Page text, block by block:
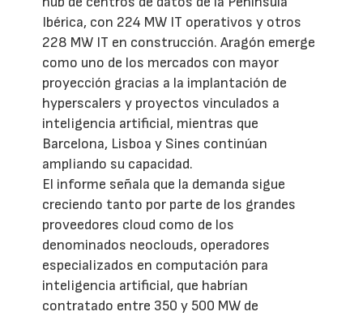
Ibérica, con 224 MW IT operativos y otros
228 MW IT en construcción. Aragón emerge
como uno de los mercados con mayor
proyección gracias a la implantación de
hyperscalers y proyectos vinculados a
inteligencia artificial, mientras que
Barcelona, Lisboa y Sines continúan
ampliando su capacidad.
El informe señala que la demanda sigue
creciendo tanto por parte de los grandes
proveedores cloud como de los
denominados neoclouds, operadores
especializados en computación para
inteligencia artificial, que habrían
contratado entre 350 y 500 MW de